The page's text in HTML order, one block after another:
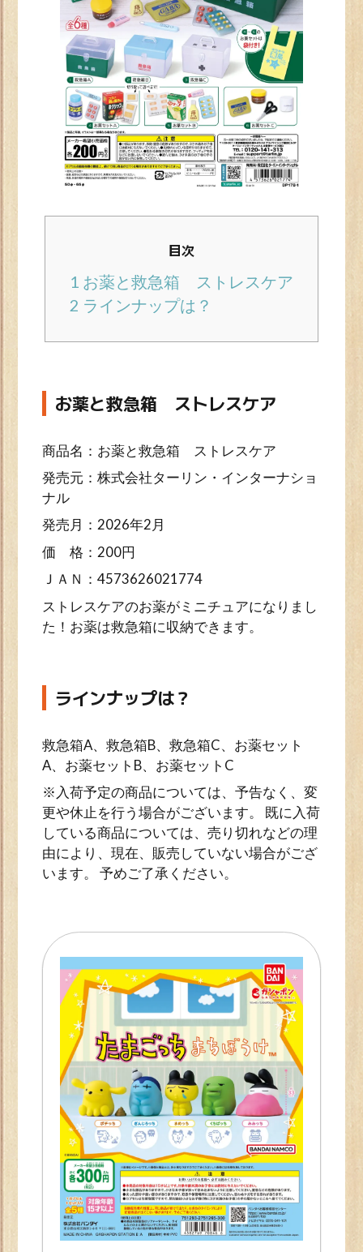
目次
1 お薬と救急箱 ストレスケア
2 ラインナップは？
お薬と救急箱 ストレスケア
商品名：お薬と救急箱 ストレスケア
発売元：株式会社ターリン・インターナショ
ナル
発売月：2026年2月
価 格：200円
ＪＡＮ：4573626021774
ストレスケアのお薬がミニチュアになりまし
た！お薬は救急箱に収納できます。
ラインナップは？
救急箱A、救急箱B、救急箱C、お薬セット
A、お薬セットB、お薬セットC
※入荷予定の商品については、予告なく、変
更や休止を行う場合がございます。 既に入荷
している商品については、売り切れなどの理
由により、現在、販売していない場合がござ
います。 予めご了承ください。